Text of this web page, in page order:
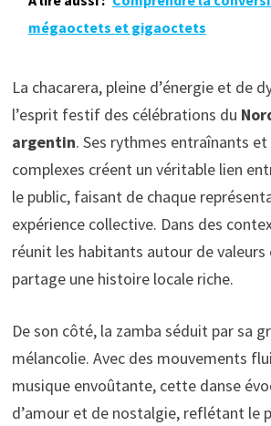
mégaoctets et gigaoctets
La chacarera, pleine d’énergie et de
l’esprit festif des célébrations du
argentin. Ses rythmes entraînants et
complexes créent un véritable lien
le public, faisant de chaque
expérience collective. Dans des
réunit les habitants autour de
partage une histoire locale riche.
De son côté, la zamba séduit par sa
mélancolie. Avec des mouvements
musique envoûtante, cette danse
d’amour et de nostalgie, reflétant le